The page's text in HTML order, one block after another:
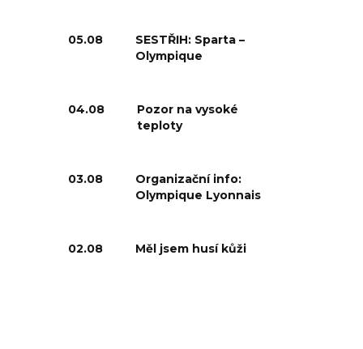
05.08
SESTŘIH: Sparta –
Olympique
04.08
Pozor na vysoké
teploty
03.08
Organizační info:
Olympique Lyonnais
02.08 Měl jsem husí kůži